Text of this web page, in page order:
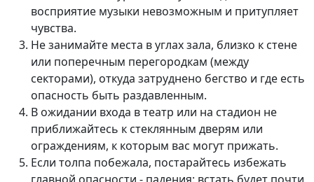
восприятие музыки невозможным и притупляет
чувства.
Не занимайте места в углах зала, близко к стене
или поперечным перегородкам (между
секторами), откуда затруднено бегство и где есть
опасность быть раздавленным.
В ожидании входа в театр или на стадион не
приближайтесь к стеклянным дверям или
ограждениям, к которым вас могут прижать.
Если толпа побежала, постарайтесь избежать
главной опасности - падения; встать будет почти